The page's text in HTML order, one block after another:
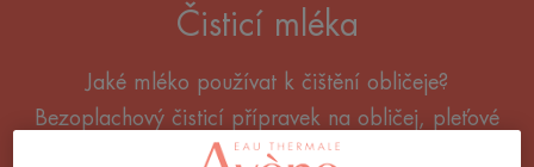
Čisticí mléka
Jaké mléko používat k čištění obličeje?
Bezoplachový čisticí přípravek na obličej, pleťové
mléko pro velmi citlivou pleť nebo tonikum? Pro